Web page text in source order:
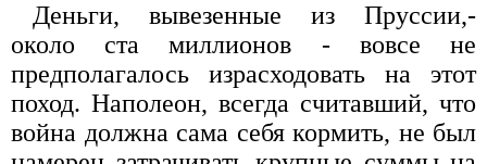
Деньги, вывезенные из Пруссии,-
около ста миллионов - вовсе не
предполагалось израсходовать на этот
поход. Наполеон, всегда считавший, что
война должна сама себя кормить, не был